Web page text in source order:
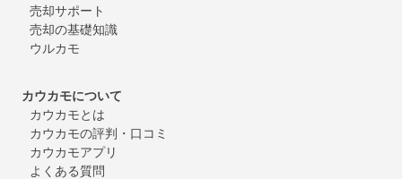
売却サポート
売却の基礎知識
ウルカモ
カウカモについて
カウカモとは
カウカモの評判・口コミ
カウカモアプリ
よくある質問